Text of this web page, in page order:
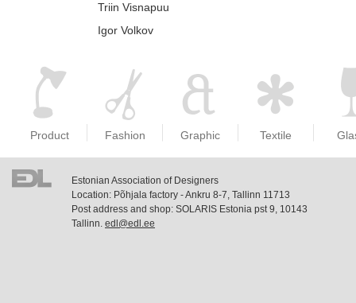
Triin Visnapuu
Igor Volkov
Product Fashion Graphic Textile
Estonian Association of Designers
Location: Põhjala factory - Ankru 8-7, Tallinn 11713
Post address and shop: SOLARIS Estonia pst 9, 10143
Tallinn. edl@edl.ee